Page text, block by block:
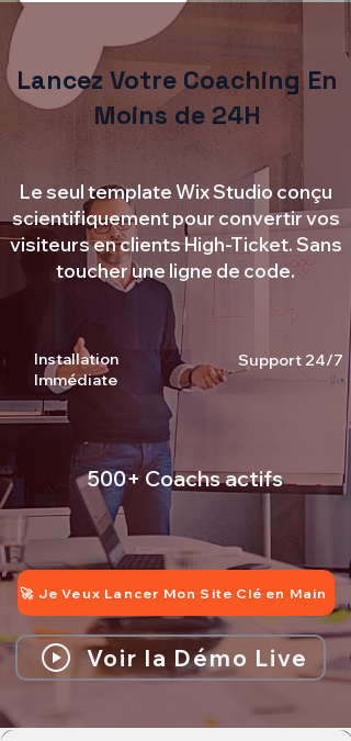
Lancez Votre Coaching En
Moins de 24H
Le seul template Wix Studio conçu
scientifiquement pour convertir vos
visiteurs en clients High-Ticket. Sans
toucher une ligne de code.
Installation
Immédiate
Support 24/7
500+ Coachs actifs
🚀 Je Veux Lancer Mon Site Clé en Main
Voir la Démo Live